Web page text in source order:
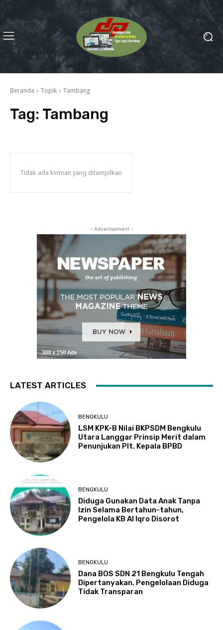
Beranda Topik Tambang
Tag: Tambang
Tidak ada kiriman yang ditampilkan
- Advertisement -
LATEST ARTICLES
BENGKULU
LSM KPK-B Nilai BKPSDM Bengkulu
Utara Langgar Prinsip Merit dalam
Penunjukan Plt. Kepala BPBD
BENGKULU
Diduga Gunakan Data Anak Tanpa
Izin Selama Bertahun-tahun,
Pengelola KB Al Iqro Disorot
BENGKULU
Dana BOS SDN 21 Bengkulu Tengah
Dipertanyakan, Pengelolaan Diduga
Tidak Transparan